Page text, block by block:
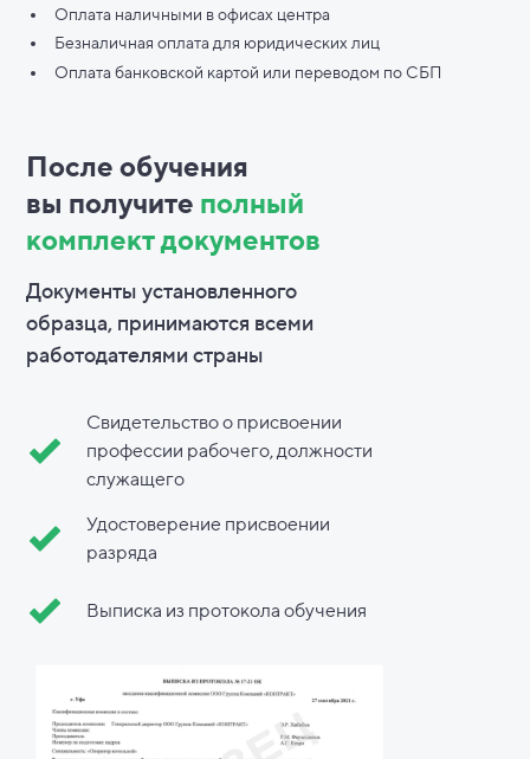
Оплата наличными в офисах центра
Безналичная оплата для юридических лиц
Оплата банковской картой или переводом по СБП
После обучения
вы получите полный
комплект документов
Документы установленного
образца, принимаются всеми
работодателями страны
Свидетельство о присвоении
профессии рабочего, должности
служащего
Удостоверение присвоении
разряда
Выписка из протокола обучения